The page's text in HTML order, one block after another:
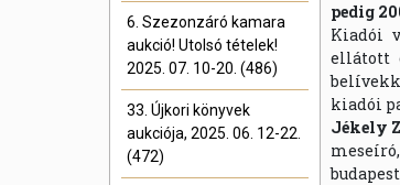
6. Szezonzáró kamara
aukció! Utolsó tételek!
2025. 07. 10-20. (486)
33. Újkori könyvek
aukciója, 2025. 06. 12-22.
(472)
pedig
Kiadói
ellátott
kiadói
Jékely